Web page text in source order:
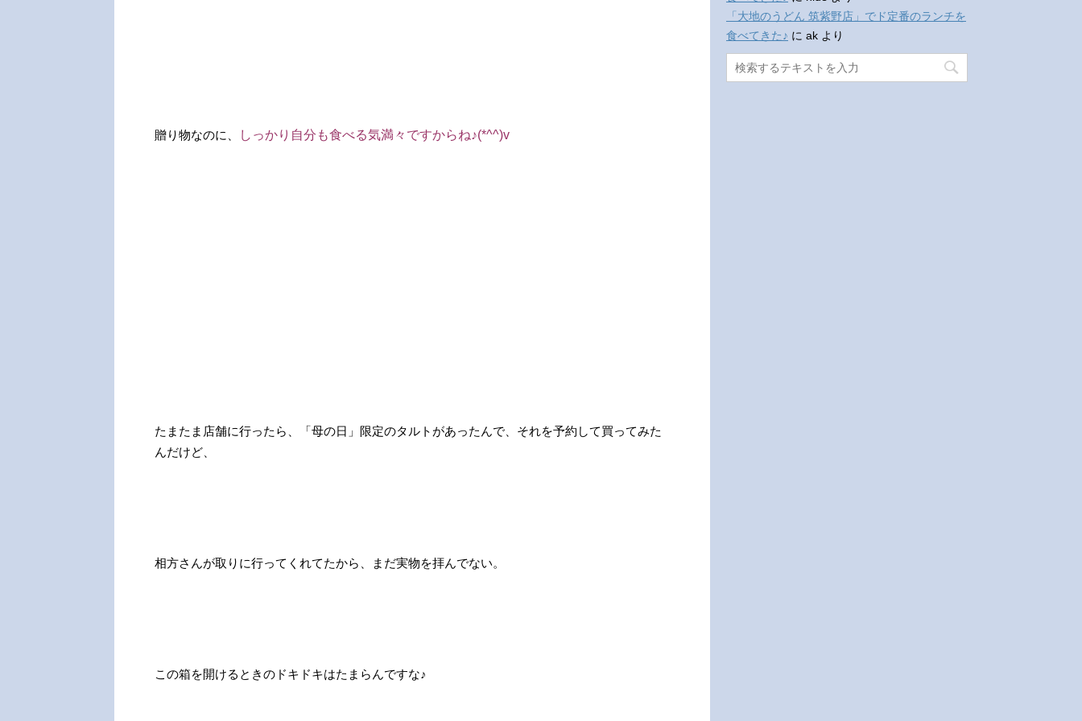
贈り物なのに、 しっかり自分も食べる気満々ですからね♪(*^^)v
たまたま店舗に行ったら、「母の日」限定のタルトがあったんで、それを予約して買ってみた
んだけど、
相方さんが取りに行ってくれてたから、まだ実物を拝んでない。
この箱を開けるときのドキドキはたまらんですな♪
「大地のうどん 筑紫野店」でド定番のランチを
食べてきた♪ に ak より